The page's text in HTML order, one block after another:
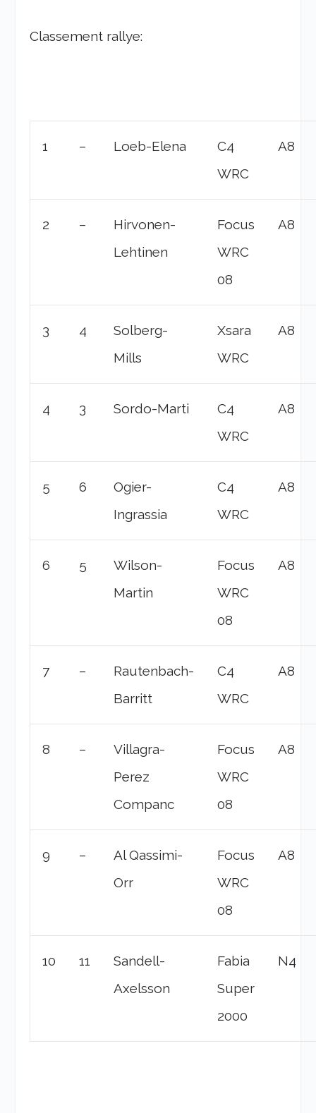
Classement rallye:
1 – Loeb-Elena
C4
WRC
A8
2 –
Hirvonen-
Lehtinen
Focus
WRC
08
A8
3 4
Solberg-
Mills
Xsara
WRC
A8
4 3 Sordo-Marti
C4
WRC
A8
5 6
Ogier-
Ingrassia
C4
WRC
A8
6 5
Wilson-
Martin
Focus
WRC
08
A8
7 –
Rautenbach-
Barritt
C4
WRC
A8
8 –
Villagra-
Perez
Companc
Focus
WRC
08
A8
9 –
Al Qassimi-
Orr
Focus
WRC
08
A8
10 11
Sandell-
Axelsson
Fabia
Super
2000
N4